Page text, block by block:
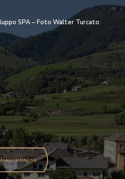
SPA – Foto Walter Turcato
ALL'IMMAGINE